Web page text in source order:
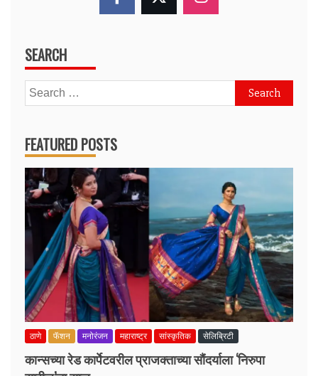
SEARCH
Search
for:
FEATURED POSTS
ठाणे फॅशन मनोरंजन महाराष्ट्र सांस्कृतिक सेलिब्रिटी
कान्सच्या रेड कार्पेटवरील प्राजक्ताच्या सौंदर्याला ‘निरुपा